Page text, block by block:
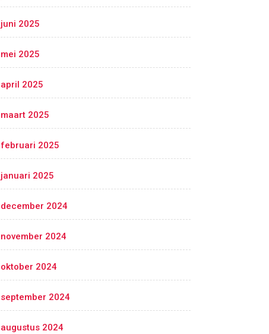
juni 2025
mei 2025
april 2025
maart 2025
februari 2025
januari 2025
december 2024
november 2024
oktober 2024
september 2024
augustus 2024